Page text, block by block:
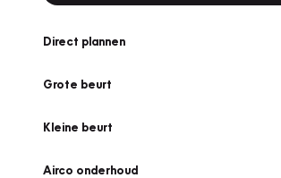
Direct plannen
Grote beurt
Kleine beurt
Airco onderhoud